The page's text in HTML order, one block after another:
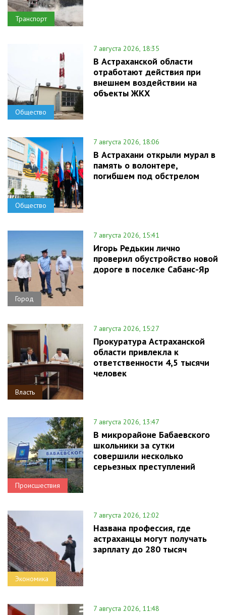
Транспорт
Общество
7 августа 2026, 18:35
В Астраханской области
отработают действия при
внешнем воздействии на
объекты ЖКХ
Общество
7 августа 2026, 18:06
В Астрахани открыли мурал в
память о волонтере,
погибшем под обстрелом
Город
7 августа 2026, 15:41
Игорь Редькин лично
проверил обустройство новой
дороге в поселке Сабанс-Яр
Власть
7 августа 2026, 15:27
Прокуратура Астраханской
области привлекла к
ответственности 4,5 тысячи
человек
Происшествия
7 августа 2026, 13:47
В микрорайоне Бабаевского
школьники за сутки
совершили несколько
серьезных преступлений
Экономика
7 августа 2026, 12:02
Названа профессия, где
астраханцы могут получать
зарплату до 280 тысяч
7 августа 2026, 11:48